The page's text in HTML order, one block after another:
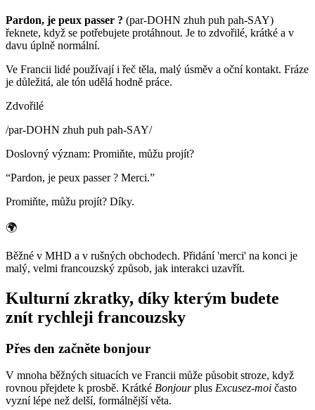
Pardon, je peux passer ? (par-DOHN zhuh puh pah-SAY)
řeknete, když se potřebujete protáhnout. Je to zdvořilé, krátké a v
davu úplně normální.
Ve Francii lidé používají i řeč těla, malý úsměv a oční kontakt. Fráze
je důležitá, ale tón udělá hodně práce.
Zdvořilé
/par-DOHN zhuh puh pah-SAY/
Doslovný význam: Promiňte, můžu projít?
“Pardon, je peux passer ? Merci.”
Promiňte, můžu projít? Díky.
🌍
Běžné v MHD a v rušných obchodech. Přidání 'merci' na konci je
malý, velmi francouzský způsob, jak interakci uzavřít.
Kulturní zkratky, díky kterým budete
znít rychleji francouzsky
Přes den začněte bonjour
V mnoha běžných situacích ve Francii může působit stroze, když
rovnou přejdete k prosbě. Krátké Bonjourplus Excusez-moi často
vyzní lépe než delší, formálnější věta.